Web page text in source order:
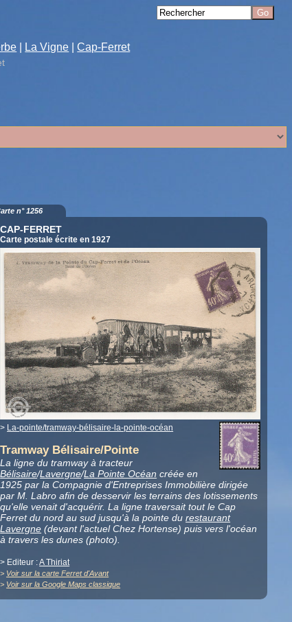
La Vigne Cap-Ferret
n° 1256
CAP-FERRET
Carte postale écrite en 1927
> La-pointe/tramway-bélisaire-la-pointe-océan
Tramway Bélisaire/Pointe
La ligne du tramway à tracteur
Bélisaire/Lavergne/La Pointe Océan créée en
1925 par la Compagnie d'Entreprises Immobilière dirigée
par M. Labro afin de desservir les terrains des lotissements
qu'elle venait d'acquérir. La ligne traversait tout le Cap
Ferret du nord au sud jusqu'à la pointe durestaurant
Lavergne (devant l'actuel Chez Hortense) puis vers l'océan
à travers les dunes (photo).
> Editeur :A Thiriat
> Voir sur la carte Ferret d'Avant
> Voir sur la Google Maps classique